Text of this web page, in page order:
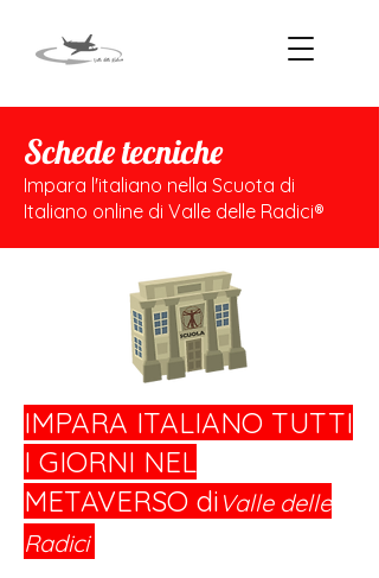
Schede tecniche
Impara l'italiano nella Scuota di
Italiano online di Valle delle Radici®
IMPARA ITALIANO TUTTI
I GIORNI NEL
METAVERSO di Valle delle
Radici